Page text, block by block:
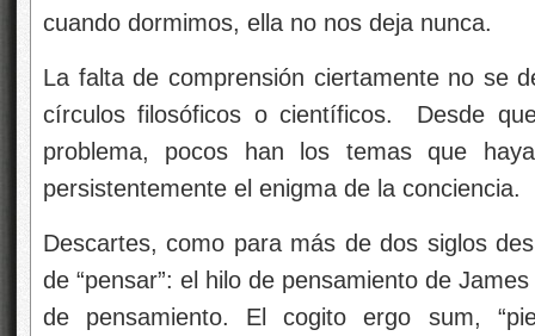
cuando dormimos, ella no nos deja nunca.
La falta de comprensión ciertamente no se
círculos filosóficos o científicos. Desde
problema, pocos han los temas que
persistentemente el enigma de la conciencia.
Descartes, como para más de dos siglos
de “pensar”: el hilo de pensamiento de
de pensamiento. El cogito ergo sum,